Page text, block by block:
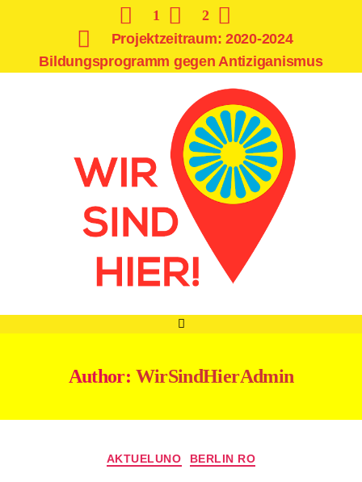
1
2
Projektzeitraum: 2020-2024
Bildungsprogramm gegen Antiziganismus
Author: WirSindHierAdmin
AKTUELUNO BERLIN RO